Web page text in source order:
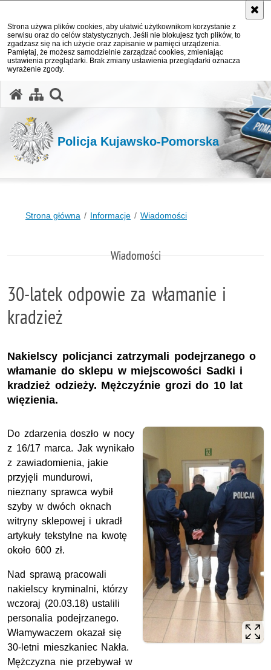
Strona używa plików cookies, aby ułatwić użytkownikom korzystanie z
serwisu oraz do celów statystycznych. Jeśli nie blokujesz tych plików, to
zgadzasz się na ich użycie oraz zapisanie w pamięci urządzenia.
Pamiętaj, że możesz samodzielnie zarządzać cookies, zmieniając
ustawienia przeglądarki. Brak zmiany ustawienia przeglądarki oznacza
wyrażenie zgody.
Policja Kujawsko-Pomorska
Strona główna Informacje Wiadomości
Wiadomości
30-latek odpowie za włamanie i
kradzież
Nakielscy policjanci zatrzymali podejrzanego o
włamanie do sklepu w miejscowości Sadki i
kradzież odzieży. Mężczyźnie grozi do 10 lat
więzienia.
Do zdarzenia doszło w nocy
z 16/17 marca. Jak wynikało
z zawiadomienia, jakie
przyjęli mundurowi,
nieznany sprawca wybił
szyby w dwóch oknach
witryny sklepowej i ukradł
artykuły tekstylne na kwotę
około 600 zł.
Nad sprawą pracowali
nakielscy kryminalni, którzy
wczoraj (20.03.18) ustalili
personalia podejrzanego.
Włamywaczem okazał się
30-letni mieszkaniec Nakła.
Mężczyzna nie przebywał w